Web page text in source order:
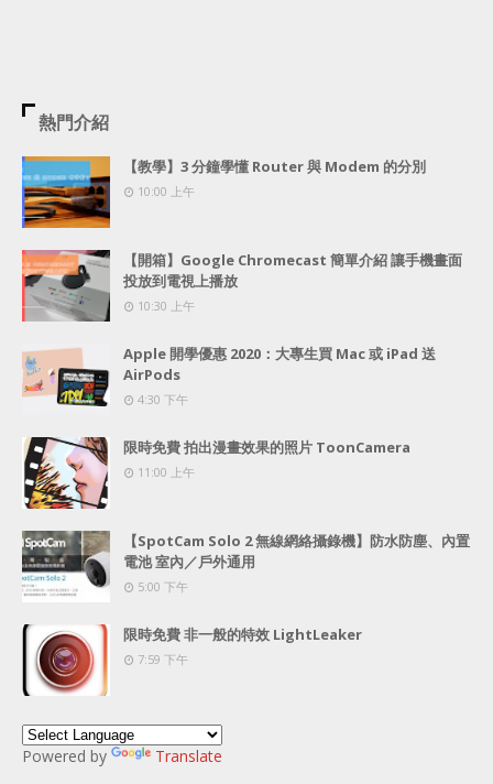
熱門介紹
【教學】3 分鐘學懂 Router 與 Modem 的分別
10:00 上午
【開箱】Google Chromecast 簡單介紹 讓手機畫面
投放到電視上播放
10:30 上午
Apple 開學優惠 2020：大專生買 Mac 或 iPad 送
AirPods
4:30 下午
限時免費 拍出漫畫效果的照片 ToonCamera
11:00 上午
【SpotCam Solo 2 無線網絡攝錄機】防水防塵、內置
電池 室內／戶外通用
5:00 下午
限時免費 非一般的特效 LightLeaker
7:59 下午
Powered by Translate